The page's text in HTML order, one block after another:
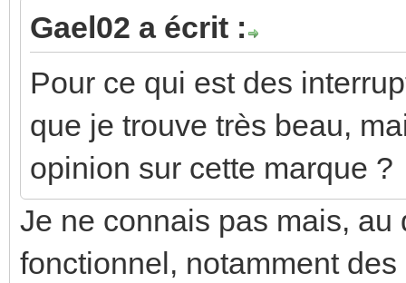
Gael02 a écrit :
Pour ce qui est des
que je trouve très beau,
opinion sur cette marque ?
Je ne connais pas mais,
fonctionnel, notamment